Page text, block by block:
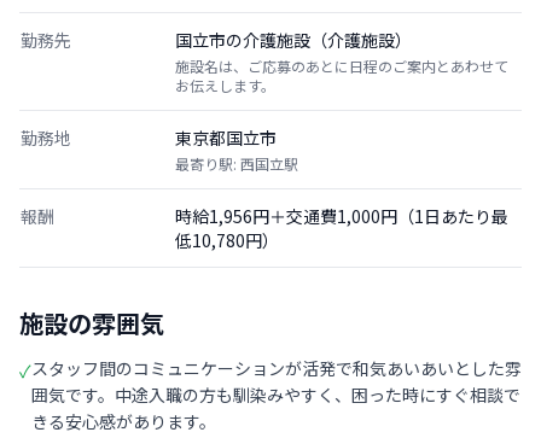
勤務先 国立市の介護施設（介護施設）
施設名は、ご応募のあとに日程のご案内とあわせて
お伝えします。
勤務地 東京都国立市
最寄り駅: 西国立駅
報酬
時給1,956円＋交通費1,000円（1日あたり最
低10,780円）
施設の雰囲気
✓スタッフ間のコミュニケーションが活発で和気あいあいとした雰
囲気です。中途入職の方も馴染みやすく、困った時にすぐ相談で
きる安心感があります。